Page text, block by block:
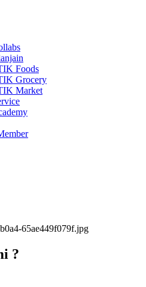
Foods
Grocery
Market
?